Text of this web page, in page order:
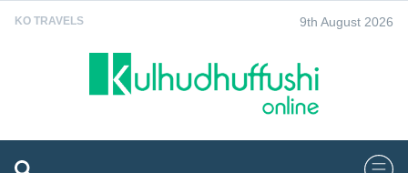
KO TRAVELS 9th August 2026